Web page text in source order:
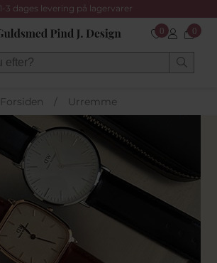
1-3 dages levering på lagervarer
0 0
Forsiden / Urremme